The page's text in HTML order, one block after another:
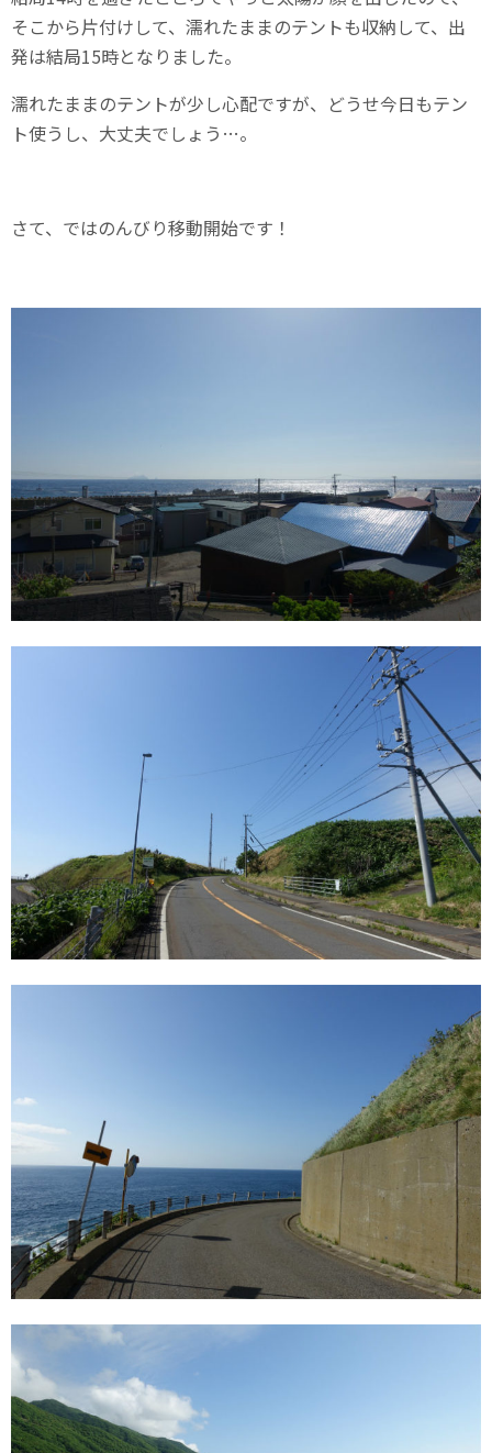
そこから片付けして、濡れたままのテントも収納して、出
発は結局15時となりました。
濡れたままのテントが少し心配ですが、どうせ今日もテン
ト使うし、大丈夫でしょう…。
さて、ではのんびり移動開始です！